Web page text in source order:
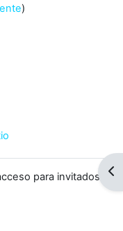
)
para invitados